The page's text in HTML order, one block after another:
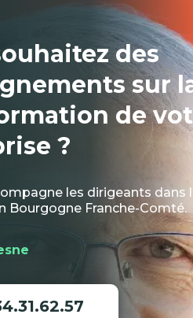
des
sur
de
?
les dirigeants dans
Bourgogne Franche-Comté.